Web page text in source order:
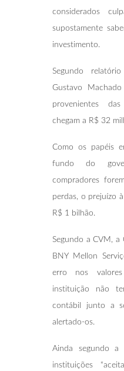
considerados
supostamente
investimento.
Segundo
Gustavo
provenientes
chegam a R$ 32
Como os papéis
fundo do
compradores
perdas, o prejuízo
R$ 1 bilhão.
Segundo a CVM, a
BNY Mellon
erro nos
instituição não
contábil junto a
alertado-os.
Ainda segundo a
instituições